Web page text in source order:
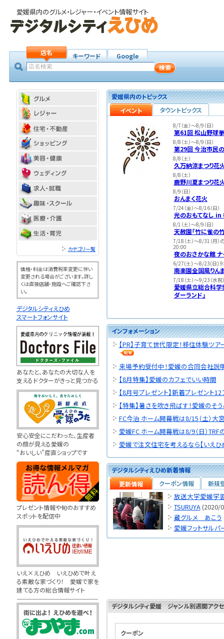
愛媛県内のグルメ・レジャー・イベント情報サイト
店名 キーワード Google
カテゴリ一覧
価格・料金は消費税率変更に伴い
変更される場合がございます。詳し
くは直接店舗・施設へご確認下さ
い。
デジタルシティえひめ
スマートフォンサイト
あなたと、あなたの大切な人を
支えるドクターがきっと見つかる
安心安全にこだわった、生産者
の顔が見える愛媛の
“おいしい”産直ショップです
プレゼント情報や旬のおすすめ
スポットを配信中
いえ×えひめ いえひめで叶え
る素敵な家づくり！ 愛媛で家を
建てる方の総合情報サイト
愛媛県内のトピックス
イベント
タウントピックス
8/7（金）～8/9（日）
第61回 松山野球拳
8/8（土）～8/9（日）
第29回 今治市民の
8/8（土）
久万納涼まつり花
8/8（土）
鹿野川夏まつり花
8/9（日）
おんまく花火
7/24（金）～8/16（日）
光のおもてなし in
8/1（土）～8/9（日）
天赦園「竹に雀の竹
7/18（土）～8/31（月）
20:00
夜のおさかな館 ナ
6/27(土) ～8/23(日) 9
南楽園全国風りん
7/18（土）～9/23（水祝
愛媛県立総合科学
ダーランド」
インフォメーション
【PR】子育て世代限定！移住体験ツ
来場予約受付中！愛媛の合同会社説
【8月特集】愛媛のカフェでいい時間
【8月号プレゼント】新着プレゼント12
【特集】暑さを吹き飛ばす！愛媛のそ
FC今治 ホーム開幕戦は8/15（土）大
愛媛FC ホーム開幕戦は8/9（日）
愛媛で注文住宅を考えるなら【いえ
デジタルシティえひめ新着情報
更新情報
クーポン情報 新規
放送大学愛媛学
TSURUYA(2020/
蔵グルメ あこう
愛媛フットサル
デジタルシティ愛媛 ジャンル別週間アク
クーポン